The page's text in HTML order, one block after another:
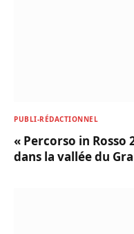
PUBLI-RÉDACTIONNEL
« Percorso in Rosso
dans la vallée du